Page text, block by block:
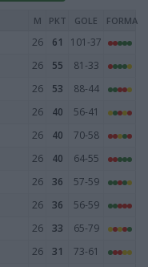
M PKT GOLE FORMA
26 61
101-37
26 55
81-33
26 53
88-44
26 40
56-41
26 40
70-58
26 40
64-55
26 36
57-59
26 36
56-59
26 33
65-79
26 31
73-61